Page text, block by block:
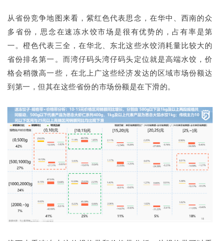
从省份竞争地图来看，紫红色代表思念，在华中、西南的众
多省份，思念在速冻水饺市场是很有优势的，占有率是第
一。橙色代表三全，在华北、东北这些水饺消耗量比较大的
省份排名第一。而湾仔码头湾仔码头定位就是高端水饺，价
格会稍微高一些，在北上广这些经济发达的区域市场份额达
到第一，但其在这些省份的市场份额是在下滑的。